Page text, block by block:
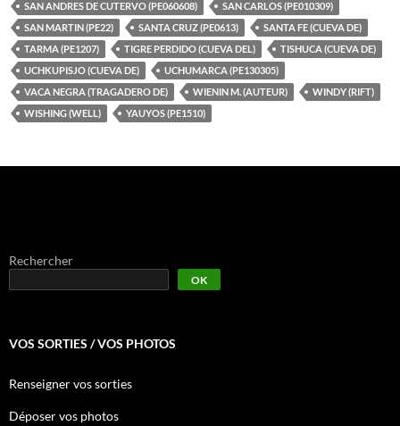
SAN ANDRES DE CUTERVO (PE060608)
SAN CARLOS (PE010309)
SAN MARTIN (PE22)
SANTA CRUZ (PE0613)
SANTA FE (CUEVA DE)
TARMA (PE1207)
TIGRE PERDIDO (CUEVA DEL)
TISHUCA (CUEVA DE)
UCHKUPISJO (CUEVA DE)
UCHUMARCA (PE130305)
VACA NEGRA (TRAGADERO DE)
WIENIN M. (AUTEUR)
WINDY (RIFT)
WISHING (WELL)
YAUYOS (PE1510)
Rechercher
OK
VOS SORTIES / VOS PHOTOS
Renseigner vos sorties
Déposer vos photos